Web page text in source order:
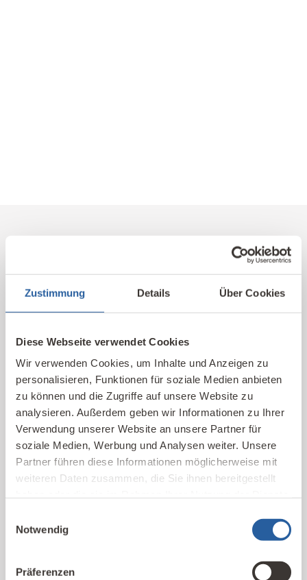
Zustimmung Details Über Cookies
Diese Webseite verwendet Cookies
Wir verwenden Cookies, um Inhalte und Anzeigen zu
personalisieren, Funktionen für soziale Medien anbieten
zu können und die Zugriffe auf unsere Website zu
analysieren. Außerdem geben wir Informationen zu Ihrer
Verwendung unserer Website an unsere Partner für
soziale Medien, Werbung und Analysen weiter. Unsere
Partner führen diese Informationen möglicherweise mit
weiteren Daten zusammen, die Sie ihnen bereitgestellt
Notwendig
Präferenzen
Kostenlos informieren und
ausprobieren
Info-Webinar
In unserem kostenfreien Info-Webinar „Wie werde ich
Baubiologe IBN?“ erfahre in rund 60 Minuten die
wichtigsten Daten und Fakten zur Baubiologie, über
unseren Fernlehrgang und die anschließenden